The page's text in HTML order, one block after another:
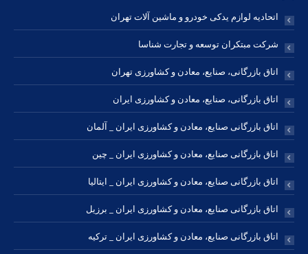
اتحادیه لوازم یدکی خودرو و ماشین آلات تهران
شرکت مبتکران توسعه و تجارت شناسا
اتاق بازرگانی، صنایع، معادن و کشاورزی تهران
اتاق بازرگانی، صنایع، معادن و کشاورزی ایران
اتاق بازرگانی صنایع، معادن و کشاورزی ایران _ آلمان
اتاق بازرگانی صنایع، معادن و کشاورزی ایران _ چین
اتاق بازرگانی صنایع، معادن و کشاورزی ایران _ ایتالیا
اتاق بازرگانی صنایع، معادن و کشاورزی ایران _ برزیل
اتاق بازرگانی صنایع، معادن و کشاورزی ایران _ ترکیه